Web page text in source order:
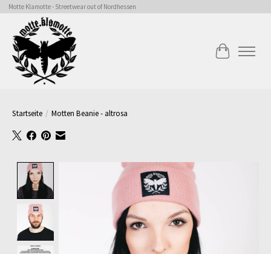
Motte Klamotte - Streetwear out of Nordhessen
Ihr
Startseite / Motten Beanie - altrosa
Product image slideshow Items